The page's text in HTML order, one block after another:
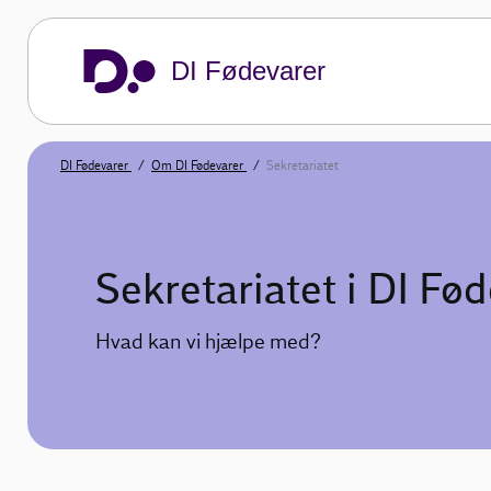
DI Fødevarer
DI Fødevarer Om DI Fødevarer Sekretariatet
Sekretariatet i DI
Hvad kan vi hjælpe med?